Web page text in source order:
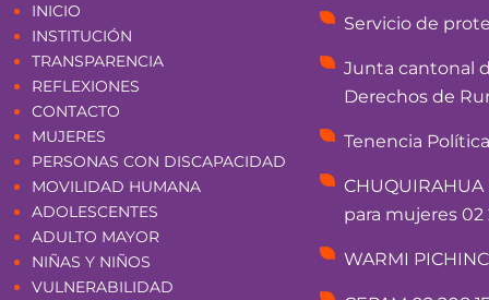
INICIO
INSTITUCIÓN
TRANSPARENCIA
REFLEXIONES
CONTACTO
MUJERES
PERSONAS CON DISCAPACIDAD
MOVILIDAD HUMANA
ADOLESCENTES
ADULTO MAYOR
NIÑAS Y NIÑOS
VULNERABILIDAD
Servicio de
Junta cantonal
Derechos de
Tenencia
para mujeres 02
WARMI